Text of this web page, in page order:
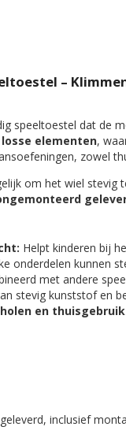
–
speeltoestel dat de
elementen,
zowel
om het wiel stevig
Helpt kinderen bij
onderdelen kunnen
met andere
stevig kunststof en
en
inclusief